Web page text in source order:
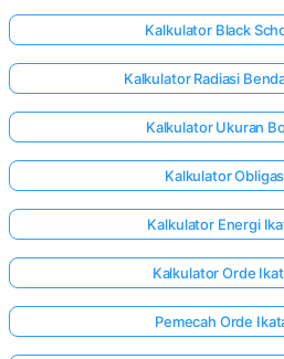
Kalkulator Black
Kalkulator Radiasi
Kalkulator Ukuran
Kalkulator
Kalkulator Energi
Kalkulator Orde
Pemecah Orde